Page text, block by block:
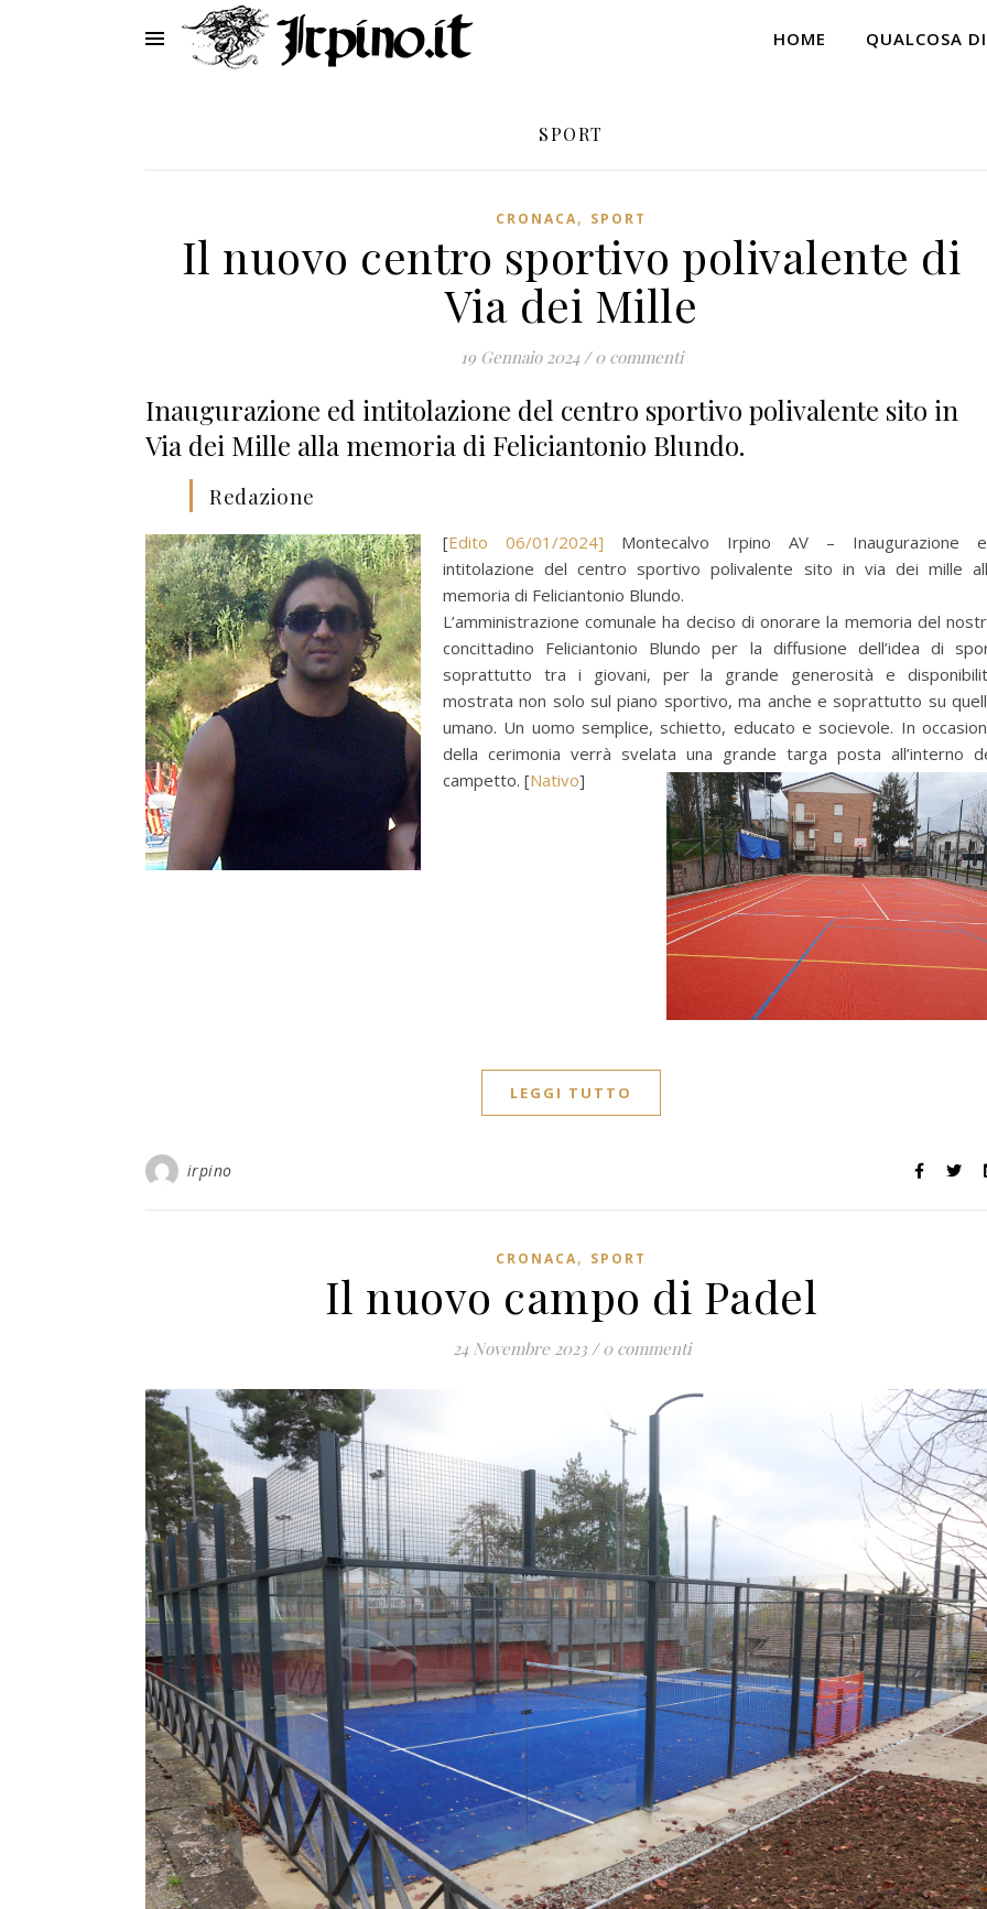
HOME QUALCOSA
SPORT
CRONACA, SPORT
Il nuovo centro sportivo polivalente di
Via dei Mille
19 Gennaio 2024 / 0 commenti
Inaugurazione ed intitolazione del centro sportivo polivalente sito in
Via dei Mille alla memoria di Feliciantonio Blundo.
Redazione
[Edito 06/01/2024] Montecalvo Irpino AV – Inaugurazione
intitolazione del centro sportivo polivalente sito in via dei mille
memoria di Feliciantonio Blundo.
L’amministrazione comunale ha deciso di onorare la memoria del
concittadino Feliciantonio Blundo per la diffusione dell’idea di
soprattutto tra i giovani, per la grande generosità e
mostrata non solo sul piano sportivo, ma anche e soprattutto su
umano. Un uomo semplice, schietto, educato e socievole. In
della cerimonia verrà svelata una grande targa posta all’interno
campetto. [Nativo]
LEGGI TUTTO
irpino
CRONACA, SPORT
Il nuovo campo di Padel
24 Novembre 2023 / 0 commenti